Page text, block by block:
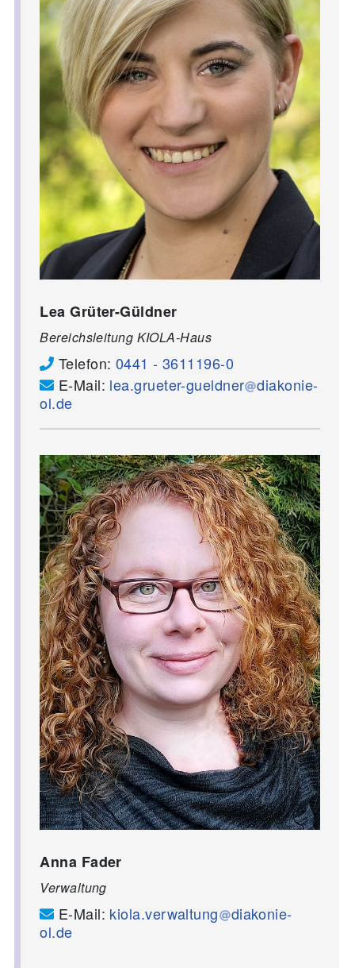
Lea Grüter-Güldner
Bereichsleitung KIOLA-Haus
Telefon: 0441 - 3611196-0
E-Mail: lea.grueter-gueldner
diakonie-
ol.de
Anna Fader
Verwaltung
E-Mail: kiola.verwaltung
diakonie-
ol.de